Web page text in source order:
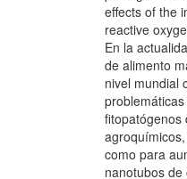
effects of the
reactive
En la
de alimento
nivel mundial
fitopatógenos
como para
nanotubos